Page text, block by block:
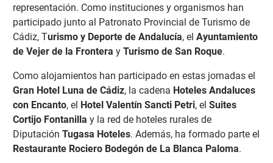
representación. Como instituciones y organismos han
participado junto al Patronato Provincial de Turismo de
Cádiz, Turismo y Deporte de Andalucía, el Ayuntamiento
de Vejer de la Frontera y Turismo de San Roque.
Como alojamientos han participado en estas jornadas el
Gran Hotel Luna de Cádiz, la cadena Hoteles Andaluces
con Encanto, el Hotel Valentín Sancti Petri, el Suites
Cortijo Fontanilla y la red de hoteles rurales de
Diputación Tugasa Hoteles. Además, ha formado parte el
Restaurante Rociero Bodegón de La Blanca Paloma.